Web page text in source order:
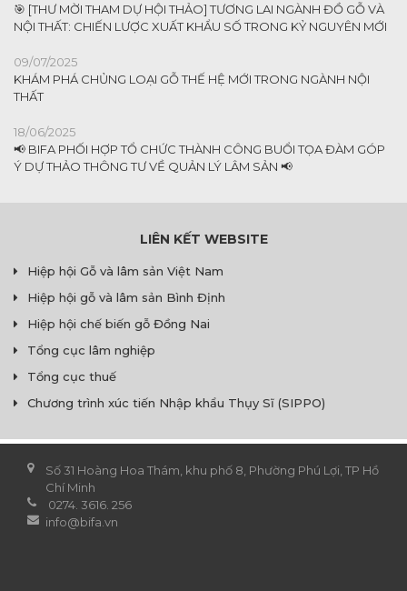
🎯 [THƯ MỜI THAM DỰ HỘI THẢO] TƯƠNG LAI NGÀNH ĐỒ GỖ VÀ
NỘI THẤT: CHIẾN LƯỢC XUẤT KHẨU SỐ TRONG KỶ NGUYÊN MỚI
09/07/2025
KHÁM PHÁ CHỦNG LOẠI GỖ THẾ HỆ MỚI TRONG NGÀNH NỘI
THẤT
18/06/2025
📢 BIFA PHỐI HỢP TỔ CHỨC THÀNH CÔNG BUỔI TỌA ĐÀM GÓP
Ý DỰ THẢO THÔNG TƯ VỀ QUẢN LÝ LÂM SẢN 📢
LIÊN KẾT WEBSITE
Hiệp hội Gỗ và lâm sản Việt Nam
Hiệp hội gỗ và lâm sản Bình Định
Hiệp hội chế biến gỗ Đồng Nai
Tổng cục lâm nghiệp
Tổng cục thuế
Chương trình xúc tiến Nhập khẩu Thụy Sĩ (SIPPO)
Số 31 Hoàng Hoa Thám, khu phố 8, Phường Phú Lợi, TP Hồ
Chí Minh
0274. 3616. 256
info@bifa.vn